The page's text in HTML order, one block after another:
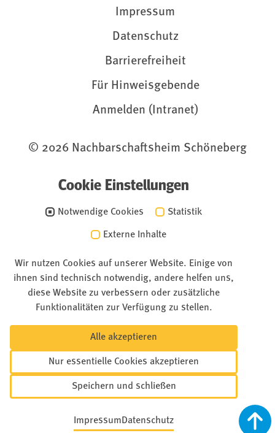
Impressum
Datenschutz
Barrierefreiheit
Für Hinweisgebende
Anmelden (Intranet)
© 2026 Nachbarschaftsheim Schöneberg
Cookie Einstellungen
Notwendige Cookies Statistik
Externe Inhalte
Wir nutzen Cookies auf unserer Website. Einige von
ihnen sind technisch notwendig, andere helfen uns,
diese Website zu verbessern oder zusätzliche
Funktionalitäten zur Verfügung zu stellen.
Alle akzeptieren
Nur essentielle Cookies akzeptieren
Speichern und schließen
Impressum Datenschutz